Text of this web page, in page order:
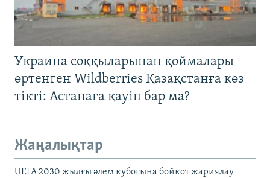
Украина соққыларынан қоймалары
өртенген Wildberries Қазақстанға көз
тікті: Астанаға қауіп бар ма?
Жаңалықтар
UEFA 2030 жылғы әлем кубогына бойкот жариялау